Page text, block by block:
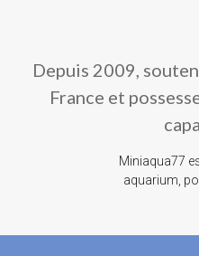
Depuis 2009,
France et
Miniaqua77
aquarium,